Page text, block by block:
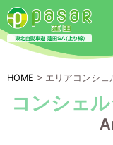
HOME > エリアコンシェ
コンシェ